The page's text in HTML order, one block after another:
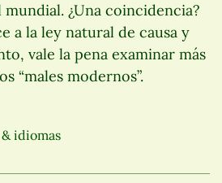
mundial. ¿Una coincidencia?
a la ley natural de causa y
vale la pena examinar más
“males modernos”.
idiomas